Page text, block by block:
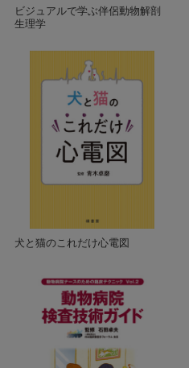
ビジュアルで学ぶ伴侶動物解剖
生理学
犬と猫のこれだけ心電図